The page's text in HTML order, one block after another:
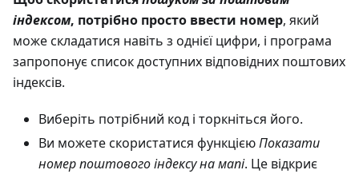
індексом, потрібно просто ввести номер, який
може складатися навіть з однієї цифри, і програма
запропонує список доступних відповідних поштових
індексів.
Виберіть потрібний код і торкніться його.
Ви можете скористатися функцієюПоказати
номер поштового індексуна мапі. Це відкриє